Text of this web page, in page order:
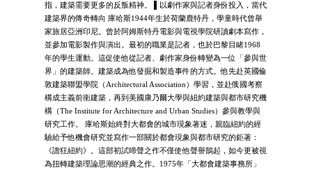
指，建築需要更多的反叛精神。 ▌以劇作家與記者身份投入，當代
建築界的傳奇轉向 庫哈斯1944年生於荷蘭鹿特丹，學童時代曾舉
家旅居亞洲印尼。曾於阿姆斯特丹電影與電視學院研讀劇本寫作，
並參加電影製作與演出。最初的職業是記者，也於巴黎目睹1968
年的學生運動。這促使他從記者、劇作家身份轉變為一位「參與世
界」的建築師。建築成為他發掘和製造事件的方式。他先赴英國倫
敦建築聯盟學院（Architectural Association）學習，並赴俄國考察
構成主義前衛建築，再到美國康乃爾大學與紐約建築與都市研究機
構（The Institute for Architecture and Urban Studies）參與教學與
研究工作。 庫哈斯始終對大都會的城市現象著迷，親臨紐約的經
驗給予他機會研究並寫作一部關於都會現象與都市研究的鉅著：
《譫狂紐約》。這部初試啼聲之作不僅使他聲譽鵲起，如今更被視
為扭轉建築理論思潮的經典之作。1975年「大都會建築事務所」